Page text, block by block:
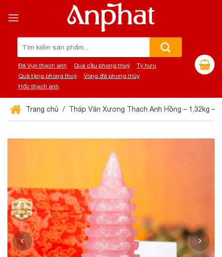
đến
Đá Vụn thạch anh Quả cầu phong thuỷ
Tỳ hưu
Quà tặng phong thuỷ
Vòng đá phong thủy
Hốc thạch anh
Trang chủ Tháp Văn Xương Thạch Anh Hồng – 1,32kg –